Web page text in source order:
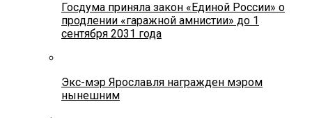
Госдума приняла закон «Единой России» о
продлении «гаражной амнистии» до 1
сентября 2031 года
Экс-мэр Ярославля награжден мэром
нынешним